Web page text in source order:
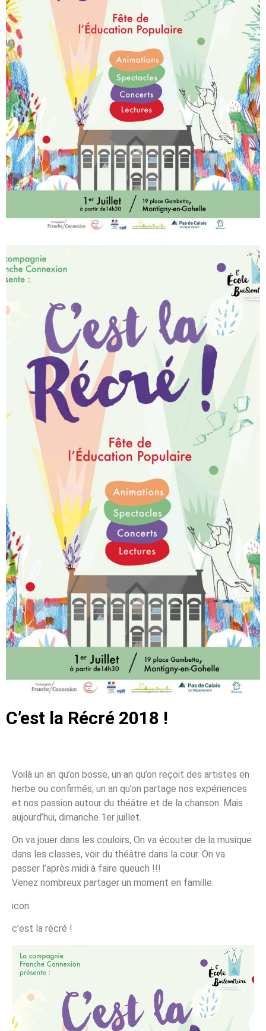
C’est la Récré 2018 !
Voilà un an qu’on bosse, un an qu’on reçoit des artistes en
herbe ou confirmés, un an qu’on partage nos expériences
et nos passion autour du théâtre et de la chanson. Mais
aujourd’hui, dimanche 1er juillet.
On va jouer dans les couloirs, On va écouter de la musique
dans les classes, voir du théâtre dans la cour. On va
passer l’après midi à faire queuch !!!
Venez nombreux partager un moment en famille.
icon
c’est la récré !